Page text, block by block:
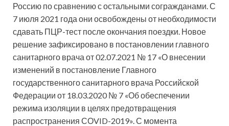
Россию по сравнению с остальными согражданами. С
7 июля 2021 года они освобождены от необходимости
сдавать ПЦР-тест после окончания поездки. Новое
решение зафиксировано в постановлении главного
санитарного врача от 02.07.2021 № 17 «О внесении
изменений в постановление Главного
государственного санитарного врача Российской
Федерации от 18.03.2020 № 7 «Об обеспечении
режима изоляции в целях предотвращения
распространения СОVID-2019». С момента